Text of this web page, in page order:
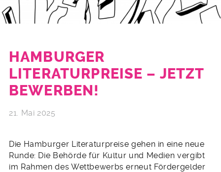
HAMBURGER
LITERATURPREISE – JETZT
BEWERBEN!
21. Mai 2025
Die Hamburger Literaturpreise gehen in eine neue
Runde: Die Behörde für Kultur und Medien vergibt
im Rahmen des Wettbewerbs erneut Fördergelder